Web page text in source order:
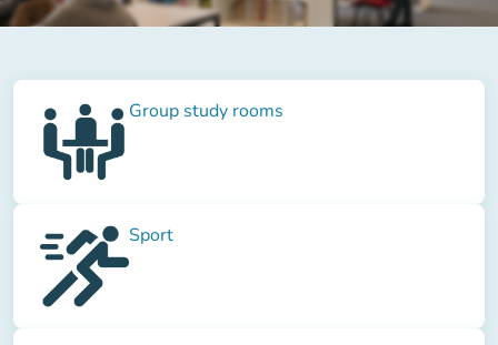
Group study rooms
Sport